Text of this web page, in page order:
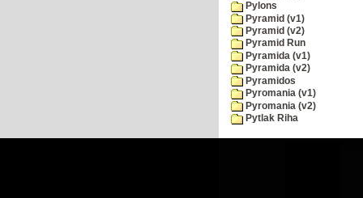
Pylons
Pyramid (v1)
Pyramid (v2)
Pyramid Run
Pyramida (v1)
Pyramida (v2)
Pyramidos
Pyromania (v1)
Pyromania (v2)
Pytlak Riha